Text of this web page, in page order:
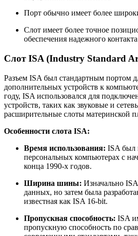
Порт обычно имеет более
Слот имеет более точное
обеспечения надежного контакта
Слот ISA (Industry Standard
Разъем ISA был стандартным портом
дополнительных устройств к
году, ISA использовался для
устройств, таких как звуковые и
расширительные слоты материнской
Особенности слота ISA:
Время использования: ISA был
персональных компьютерах с
конца 1990-х годов.
Ширина шины: Изначально
данных, но затем была
известная как ISA 16-bit.
Пропускная способность: ISA
пропускную способность по